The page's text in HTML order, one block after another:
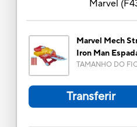
Marvel (
Marvel Mech
Iron Man
TAMANHO DO
Transferir